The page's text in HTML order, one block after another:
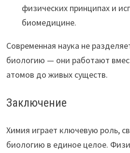
физических принципах и
биомедицине.
Современная наука не
биологию — они работают
атомов до живых существ.
Заключение
Химия играет ключевую роль,
биологию в единое целое.